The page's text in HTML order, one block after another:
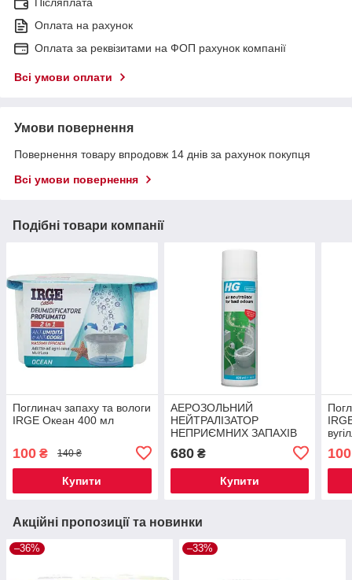
Післяплата
Оплата на рахунок
Оплата за реквізитами на ФОП рахунок компанії
Всі умови оплати
Умови повернення
Повернення товару впродовж 14 днів за рахунок покупця
Всі умови повернення
Подібні товари компанії
Поглинач запаху та вологи
IRGE Океан 400 мл
100 ₴ 140 ₴
Купити
АЕРОЗОЛЬНИЙ
НЕЙТРАЛІЗАТОР
НЕПРИЄМНИХ ЗАПАХІВ
680₴
Купити
100
Акційні пропозиції та новинки
–36% –33%